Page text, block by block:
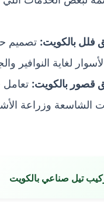
فلل بالكويت: تصميم
لغاية النوافير
قصور بالكويت:
الشاسعة وزراعة
تيل صناعي بالكويت